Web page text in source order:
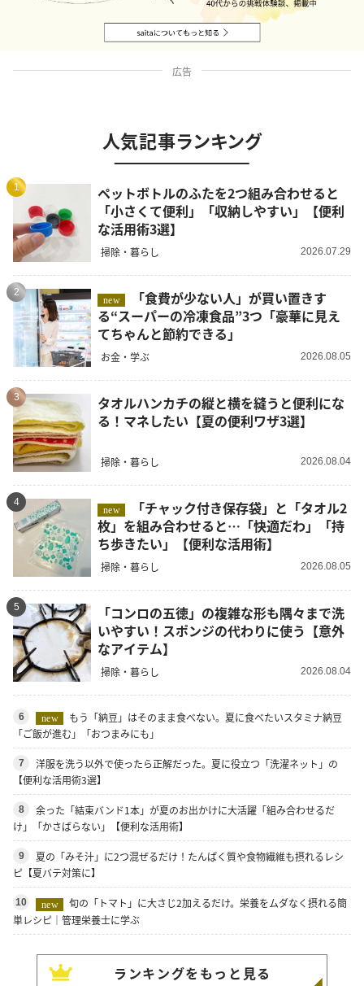
広告
人気記事ランキング
1
ペットボトルのふたを2つ組み合わせると
「小さくて便利」「収納しやすい」【便利
な活用術3選】
掃除・暮らし 2026.07.29
2
new
る“スーパーの冷凍食品”3つ「豪華に見え
てちゃんと節約できる」
お金・学ぶ 2026.08.05
3
タオルハンカチの縦と横を縫うと便利にな
る！マネしたい【夏の便利ワザ3選】
掃除・暮らし 2026.08.04
4
new
枚」を組み合わせると…「快適だわ」「持
ち歩きたい」【便利な活用術】
掃除・暮らし 2026.08.05
5
「コンロの五徳」の複雑な形も隅々まで洗
いやすい！スポンジの代わりに使う【意外
なアイテム】
掃除・暮らし 2026.08.04
6 new
もう「納豆」はそのまま食べない。夏に食べたいスタミナ納豆
「ご飯が進む」「おつまみにも」
7
洋服を洗う以外で使ったら正解だった。夏に役立つ「洗濯ネット」の
【便利な活用術3選】
8
余った「結束バンド1本」が夏のお出かけに大活躍「組み合わせるだ
け」「かさばらない」【便利な活用術】
9
夏の「みそ汁」に2つ混ぜるだけ！たんぱく質や食物繊維も摂れるレシ
ピ【夏バテ対策に】
10 new
旬の「トマト」に大さじ2加えるだけ。栄養をムダなく摂れる簡
単レシピ｜管理栄養士に学ぶ
ランキングをもっと見る